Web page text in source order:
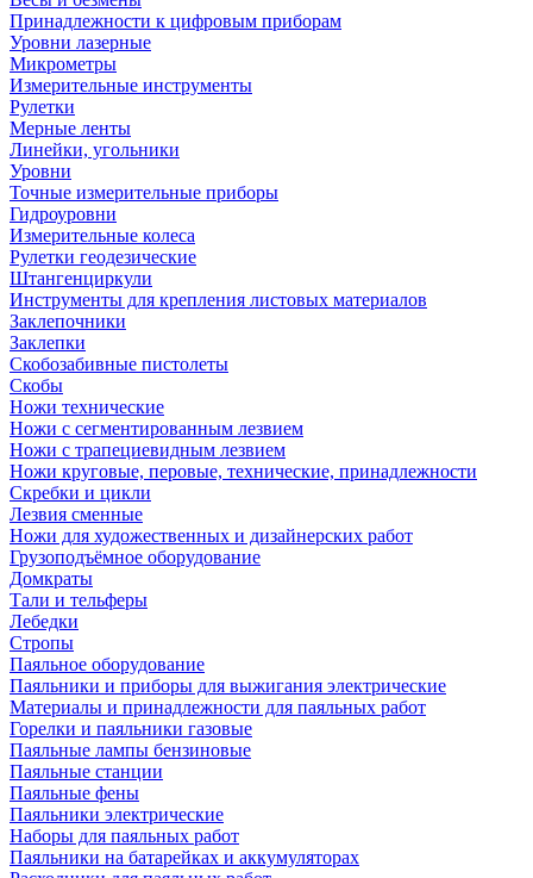
Принадлежности к цифровым приборам
Уровни лазерные
Микрометры
Измерительные инструменты
Рулетки
Мерные ленты
Линейки, угольники
Уровни
Точные измерительные приборы
Гидроуровни
Измерительные колеса
Рулетки геодезические
Штангенциркули
Инструменты для крепления листовых материалов
Заклепочники
Заклепки
Скобозабивные пистолеты
Скобы
Ножи технические
Ножи с сегментированным лезвием
Ножи с трапециевидным лезвием
Ножи круговые, перовые, технические, принадлежности
Скребки и цикли
Лезвия сменные
Ножи для художественных и дизайнерских работ
Грузоподъёмное оборудование
Домкраты
Тали и тельферы
Лебедки
Стропы
Паяльное оборудование
Паяльники и приборы для выжигания электрические
Материалы и принадлежности для паяльных работ
Горелки и паяльники газовые
Паяльные лампы бензиновые
Паяльные станции
Паяльные фены
Паяльники электрические
Наборы для паяльных работ
Паяльники на батарейках и аккумуляторах